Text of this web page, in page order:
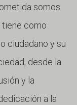
somos
tiene como
ciudadano y su
desde la
y la
a la